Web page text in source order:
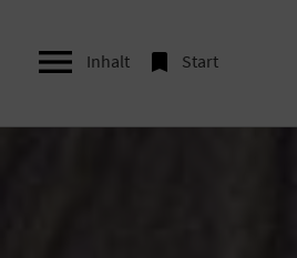
 Inhalt  Start